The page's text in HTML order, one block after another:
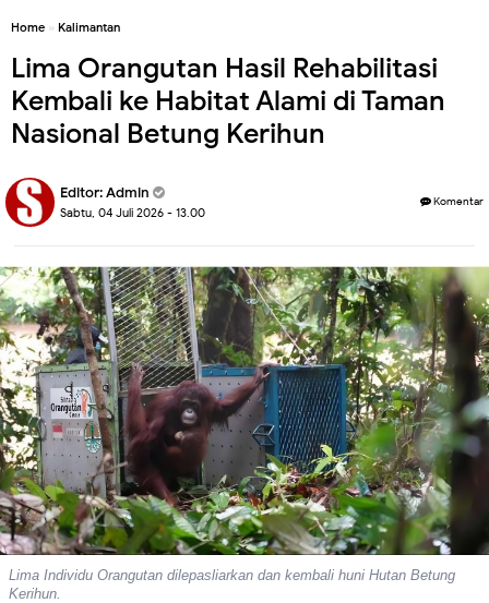
Home » Kalimantan
Lima Orangutan Hasil Rehabilitasi
Kembali ke Habitat Alami di Taman
Nasional Betung Kerihun
Editor:Admin
Sabtu, 04 Juli 2026 - 13.00
Komentar
Lima Individu Orangutan dilepasliarkan dan kembali huni Hutan Betung
Kerihun.